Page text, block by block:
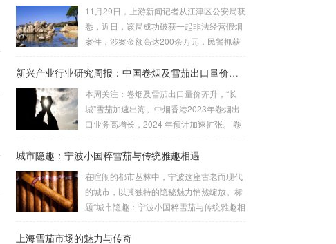
11月29日，上游新闻记者从江津区公安局获
悉，近日，该局成功破获一起非法经营假烟
案件，涉案金额高达200余万元，民警抓获
真的假冒雪茄香烟4000余支。警方在嫌疑人
东城派出所民警近日在工作中发现，石蟆镇
居民刘某非法贩卖假烟。经过缜密侦查、深
入分析，民警研判出刘某的落脚点。9月19
烟草专卖局将刘某抓获，当场扣押假冒某品
牌雪茄假烟26支。 据烟草专业人员表示，
该批某...
新兴产业行业研究周报：中国卷烟及雪茄出口量价齐升 建议关注中烟香港
本周关注：卷烟及雪茄出口量价齐升，“长
城”雪茄加速出海。中烟香港2023年卷烟出
口业务高增长，2024 年预计加速扩张。 卷
海 卷烟：根据中国海关总署数据，2024 年
为2178.3 万美元，同比增长33.5%，出口量
为20.0 亿支，同比增加12.0%，平均出口价
格比2023 年同期上升19.2%，从9.14 美元/
城市隐趣：宁波小国粹雪茄与传统雅趣相遇
在喧闹的都市丛林中，宁波这座古老而现代
的城市，以其独特的隐秘魅力悄然绽放。标
题“城市隐趣：宁波小国粹雪茄与传统雅趣相
这里，“小国粹雪茄”并非简单的烟草制品，
上海雪茄市场的魅力与传奇